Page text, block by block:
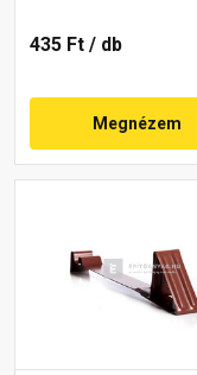
435 Ft / db
Megnézem